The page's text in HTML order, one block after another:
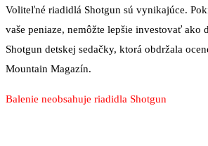
Voliteľné riadidlá Shotgun sú vynikajúce.
vaše peniaze, nemôžte lepšie investovať ako
Shotgun detskej sedačky, ktorá obdržala
Mountain Magazín.
Balenie neobsahuje riadidla Shotgun